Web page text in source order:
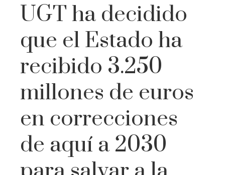
UGT ha decidido
que el Estado ha
recibido 3.250
millones de euros
en correcciones
de aquí a 2030